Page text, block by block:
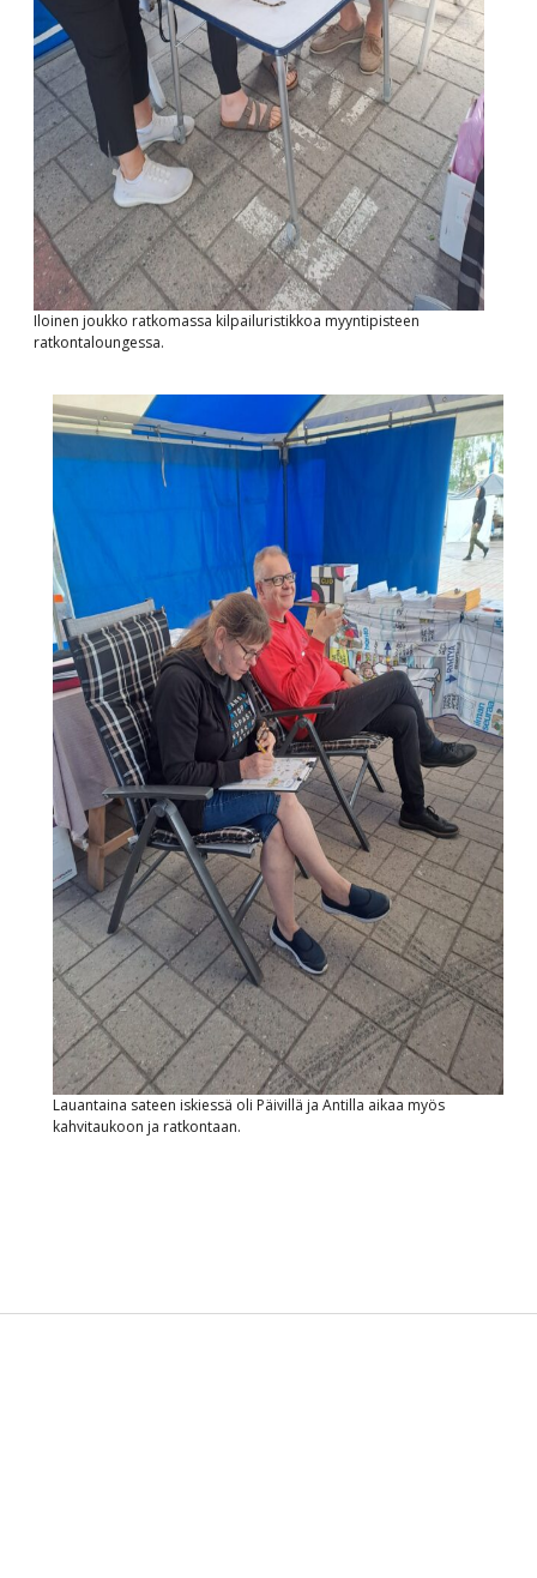
Iloinen joukko ratkomassa kilpailuristikkoa myyntipisteen
ratkontaloungessa.
Lauantaina sateen iskiessä oli Päivillä ja Antilla aikaa myös
kahvitaukoon ja ratkontaan.